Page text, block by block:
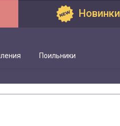
Новинки
Поильники